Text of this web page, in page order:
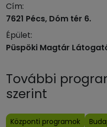
Cím:
7621 Pécs, Dóm tér 6.
Épület:
Püspöki Magtár
További
szerint
Központi programok